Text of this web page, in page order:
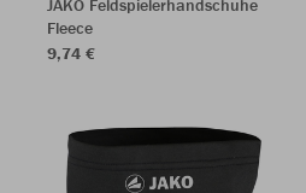
JAKO Feldspielerhandschuhe
Fleece
9,74 €